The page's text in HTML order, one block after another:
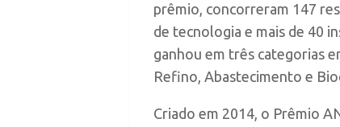
prêmio, concorreram 147
de tecnologia e mais de 40
ganhou em três categorias
Refino, Abastecimento e
Criado em 2014, o Prêmio